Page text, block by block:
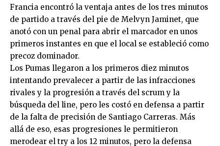
Francia encontró la ventaja antes de los tres minutos
de partido a través del pie de Melvyn Jaminet, que
anotó con un penal para abrir el marcador en unos
primeros instantes en que el local se estableció como
precoz dominador.
Los Pumas llegaron a los primeros diez minutos
intentando prevalecer a partir de las infracciones
rivales y la progresión a través del scrum y la
búsqueda del line, pero les costó en defensa a partir
de la falta de precisión de Santiago Carreras. Más
allá de eso, esas progresiones le permitieron
merodear el try a los 12 minutos, pero la defensa